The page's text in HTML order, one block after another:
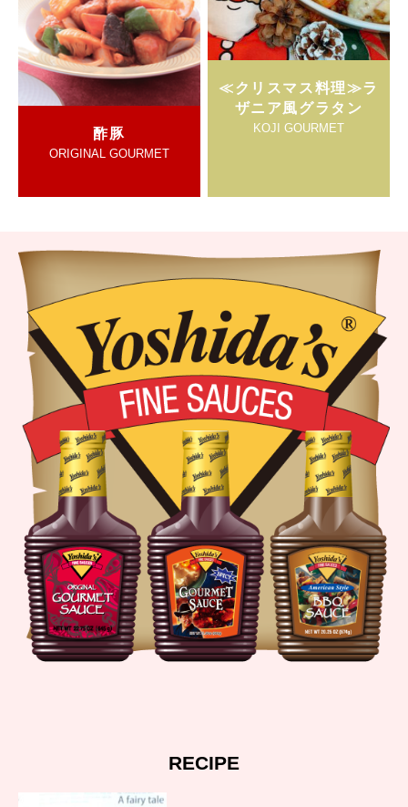
酢豚
ORIGINAL GOURMET
≪クリスマス料理≫ラ
ザニア風グラタン
KOJI GOURMET
RECIPE